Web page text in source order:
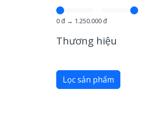
0đ → 1.250.000đ
Thương hiệu
Lọc sản phẩm